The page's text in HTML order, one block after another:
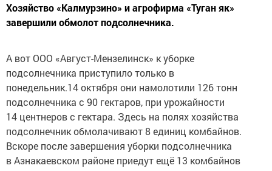
Хозяйство «Калмурзино» и агрофирма «Туган як»
завершили обмолот подсолнечника.
А вот ООО «Август-Мензелинск» к уборке
подсолнечника приступило только в
понедельник.14 октября они намолотили 126 тонн
подсолнечника с 90 гектаров, при урожайности
14 центнеров с гектара. Здесь на полях хозяйства
подсолнечник обмолачивают 8 единиц комбайнов.
Вскоре после завершения уборки подсолнечника
в Азнакаевском районе приедут ещё 13 комбайнов